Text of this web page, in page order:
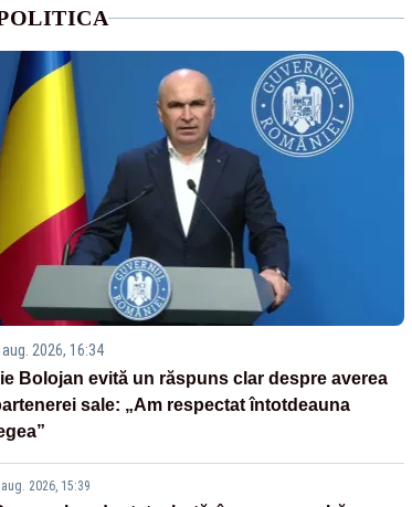
aug. 2026, 16:34
Ilie Bolojan evită un răspuns clar despre averea
sale: „Am respectat întotdeauna
2026, 15:39